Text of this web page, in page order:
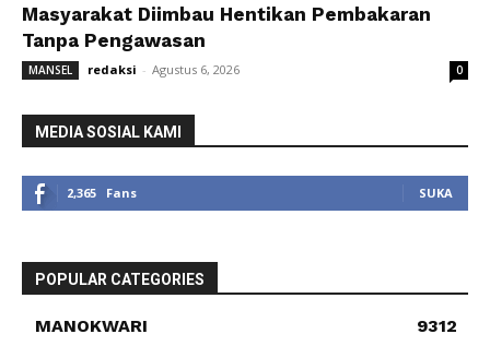
Masyarakat Diimbau Hentikan Pembakaran
Tanpa Pengawasan
MANSEL redaksi - Agustus 6, 2026 0
MEDIA SOSIAL KAMI
2,365 Fans SUKA
POPULAR CATEGORIES
MANOKWARI
9312